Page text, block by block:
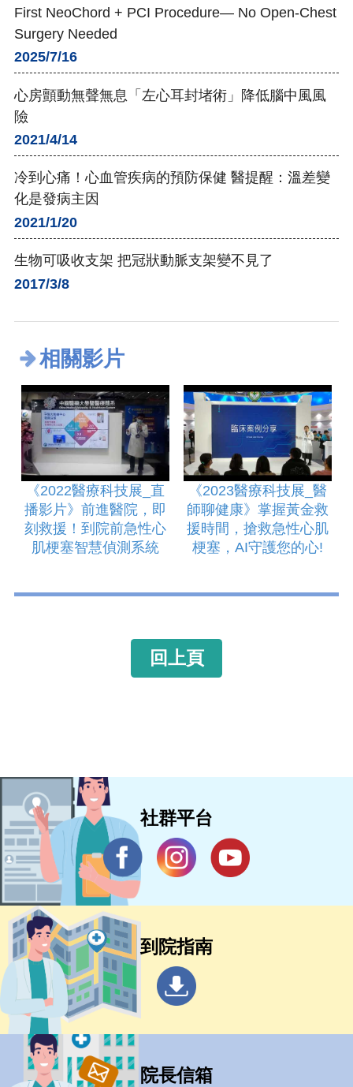
First NeoChord + PCI Procedure— No Open‑Chest
Surgery Needed
2025/7/16
心房顫動無聲無息「左心耳封堵術」降低腦中風風
險
2021/4/14
冷到心痛！心血管疾病的預防保健 醫提醒：溫差變
化是發病主因
2021/1/20
生物可吸收支架 把冠狀動脈支架變不見了
2017/3/8
相關影片
《2022醫療科技展_直
播影片》前進醫院，即
刻救援！到院前急性心
肌梗塞智慧偵測系統
《2023醫療科技展_醫
師聊健康》掌握黃金救
援時間，搶救急性心肌
梗塞，AI守護您的心!
回上頁
社群平台
到院指南
院長信箱